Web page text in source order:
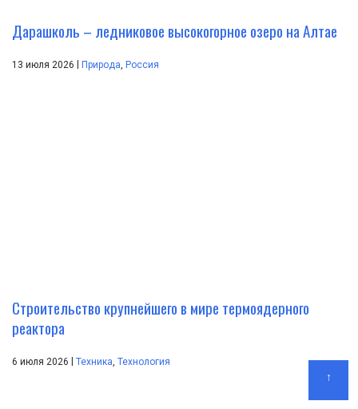
Дарашколь – ледниковое высокогорное озеро на Алтае
13 июля 2026 Природа, Россия
Строительство крупнейшего в мире термоядерного
реактора
6 июля 2026 | Техника, Технология
↑